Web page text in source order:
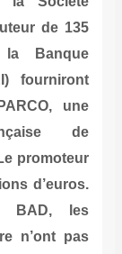
de 135
Banque
fourniront
une
de
promoteur
d’euros.
BAD, les
n’ont pas